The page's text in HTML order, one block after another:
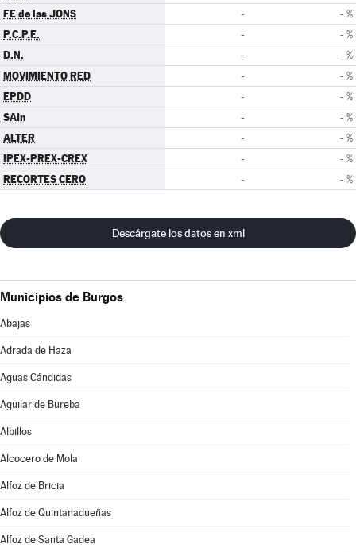
FE de las JONS - - %
P.C.P.E. - - %
D.N. - - %
MOVIMIENTO RED - - %
EPDD - - %
SAIn - - %
ALTER - - %
IPEX-PREX-CREX - - %
RECORTES CERO - - %
Descárgate los datos en xml
Municipios de Burgos
Abajas
Adrada de Haza
Aguas Cándidas
Aguilar de Bureba
Albillos
Alcocero de Mola
Alfoz de Bricia
Alfoz de Quintanadueñas
Alfoz de Santa Gadea